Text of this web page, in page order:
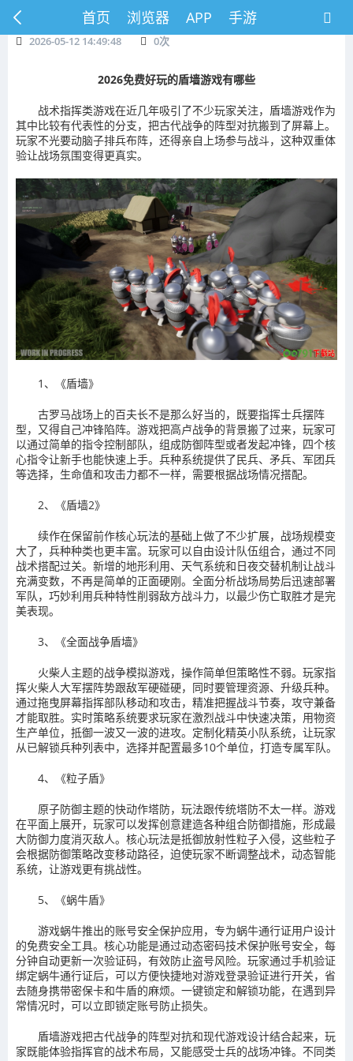
首页 浏览器 APP 手游
2026-05-12 14:49:48 0次
2026免费好玩的盾墙游戏有哪些
战术指挥类游戏在近几年吸引了不少玩家关注，盾墙游戏作为
其中比较有代表性的分支，把古代战争的阵型对抗搬到了屏幕上。
玩家不光要动脑子排兵布阵，还得亲自上场参与战斗，这种双重体
验让战场氛围变得更真实。
1、《盾墙》
古罗马战场上的百夫长不是那么好当的，既要指挥士兵摆阵
型，又得自己冲锋陷阵。游戏把高卢战争的背景搬了过来，玩家可
以通过简单的指令控制部队，组成防御阵型或者发起冲锋，四个核
心指令让新手也能快速上手。兵种系统提供了民兵、矛兵、军团兵
等选择，生命值和攻击力都不一样，需要根据战场情况搭配。
2、《盾墙2》
续作在保留前作核心玩法的基础上做了不少扩展，战场规模变
大了，兵种种类也更丰富。玩家可以自由设计队伍组合，通过不同
战术搭配过关。新增的地形利用、天气系统和日夜交替机制让战斗
充满变数，不再是简单的正面硬刚。全面分析战场局势后迅速部署
军队，巧妙利用兵种特性削弱敌方战斗力，以最少伤亡取胜才是完
美表现。
3、《全面战争盾墙》
火柴人主题的战争模拟游戏，操作简单但策略性不弱。玩家指
挥火柴人大军摆阵势跟敌军硬碰硬，同时要管理资源、升级兵种。
通过拖曳屏幕指挥部队移动和攻击，精准把握战斗节奏，攻守兼备
才能取胜。实时策略系统要求玩家在激烈战斗中快速决策，用物资
生产单位，抵御一波又一波的进攻。定制化精英小队系统，让玩家
从已解锁兵种列表中，选择并配置最多10个单位，打造专属军队。
4、《粒子盾》
原子防御主题的快动作塔防，玩法跟传统塔防不太一样。游戏
在平面上展开，玩家可以发挥创意建造各种组合防御措施，形成最
大防御力度消灭敌人。核心玩法是抵御放射性粒子入侵，这些粒子
会根据防御策略改变移动路径，迫使玩家不断调整战术，动态智能
系统，让游戏更有挑战性。
5、《蜗牛盾》
游戏蜗牛推出的账号安全保护应用，专为蜗牛通行证用户设计
的免费安全工具。核心功能是通过动态密码技术保护账号安全，每
分钟自动更新一次验证码，有效防止盗号风险。玩家通过手机验证
绑定蜗牛通行证后，可以方便快捷地对游戏登录验证进行开关，省
去随身携带密保卡和牛盾的麻烦。一键锁定和解锁功能，在遇到异
常情况时，可以立即锁定账号防止损失。
盾墙游戏把古代战争的阵型对抗和现代游戏设计结合起来，玩
家既能体验指挥官的战术布局，又能感受士兵的战场冲锋。不同类